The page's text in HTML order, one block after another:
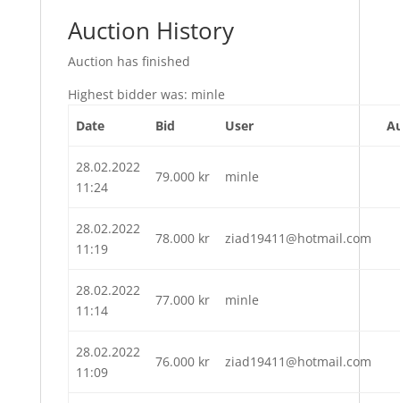
Auction History
Auction has finished
Highest bidder was: minle
Date
Bid User
28.02.2022
11:24
79.000 kr minle
28.02.2022
11:19
78.000 kr ziad19411@hotmail.com
28.02.2022
11:14
77.000 kr minle
28.02.2022
11:09
76.000 kr ziad19411@hotmail.com